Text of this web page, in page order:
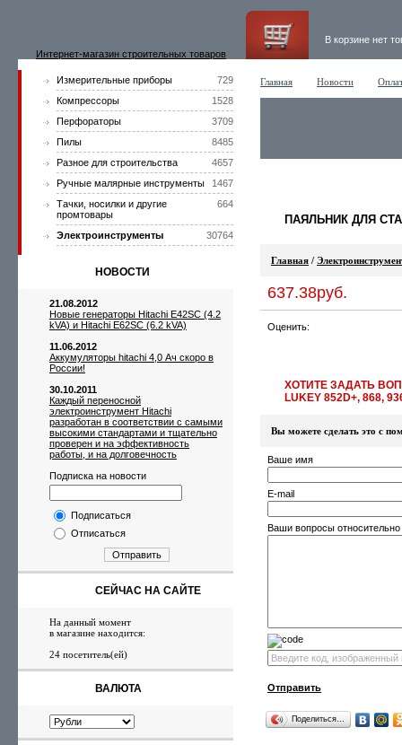
Интернет-магазин строительных товаров
В корзине нет
729
Измерительные приборы
1528
Компрессоры
3709
Перфораторы
8485
Пилы
4657
Разное для строительства
1467
Ручные малярные инструменты
664
Тачки, носилки и другие
промтовары
30764
Электроинструменты
НОВОСТИ
21.08.2012
Новые генераторы Hitachi E42SC (4.2
kVA) и Hitachi E62SC (6.2 kVA)
11.06.2012
Аккумуляторы hitachi 4,0 Ач скоро в
России!
30.10.2011
Каждый переносной
электроинструмент Hitachi
разработан в соответствии с самыми
высокими стандартами и тщательно
проверен и на эффективность
работы, и на долговечность
Подписка на новости
Подписаться
Отписаться
Отправить
СЕЙЧАС НА САЙТЕ
На данный момент
в магазине находится:
24 посетитель(ей)
ВАЛЮТА
Главная Новости
ПАЯЛЬНИК ДЛЯ
Главная /
637.38руб.
Оценить:
ХОТИТЕ ЗАДАТЬ
LUKEY 852D+, 868,
Вы можете сделать это с
Ваше имя
E-mail
Ваши вопросы относительно
Отправить
Поделиться…